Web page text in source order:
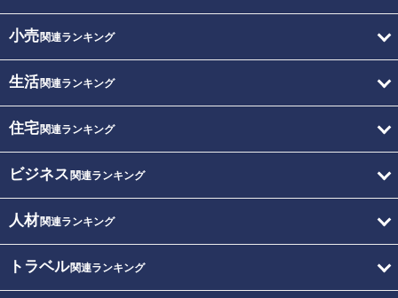
小売関連ランキング
生活関連ランキング
住宅関連ランキング
ビジネス 関連ランキング
人材関連ランキング
トラベル関連ランキング